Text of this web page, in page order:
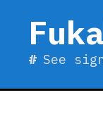
content
See